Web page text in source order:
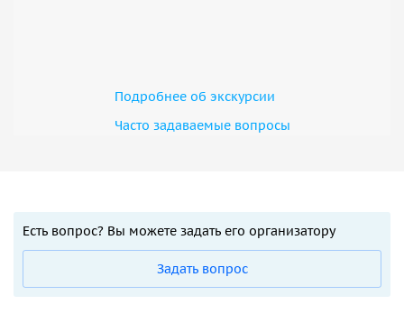
Подробнее об экскурсии
Часто задаваемые вопросы
Есть вопрос? Вы можете задать его организатору
Задать вопрос